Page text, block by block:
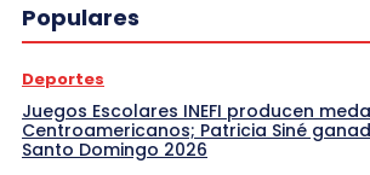
Populares
Deportes
Juegos Escolares INEFI producen
Centroamericanos; Patricia Siné
Santo Domingo 2026